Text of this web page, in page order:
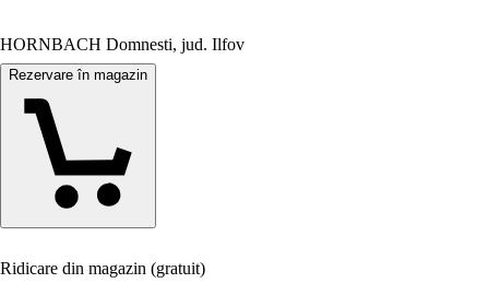
HORNBACH Domnesti, jud. Ilfov
Rezervare în magazin
Ridicare din magazin (gratuit)